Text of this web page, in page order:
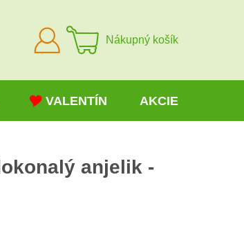
Prihlásiť
sa
Nákupný košík
VALENTÍN AKCIE
anjelik -